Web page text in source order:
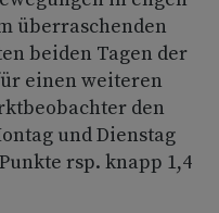
überraschenden
beiden Tagen der
einen weiteren
den
und Dienstag
rsp. knapp 1,4